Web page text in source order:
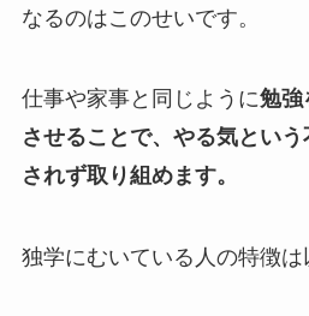
なるのはこのせいです。
仕事や家事と同じように勉強
させることで、やる気とい
されず取り組めます。
独学にむいている人の特徴は